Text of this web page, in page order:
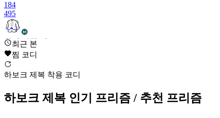
184
495
왕의 연회(남)
184
495
아니마 라라 비단옷(여)
500
최근 본
찜 코디
하보크 제복 착용 코디
하보크 제복 인기 프리즘 / 추천 프리즘